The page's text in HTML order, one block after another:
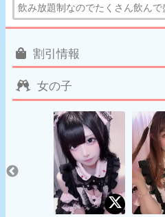
飲み放題制なのでたくさん飲んで
割引情報
女の子